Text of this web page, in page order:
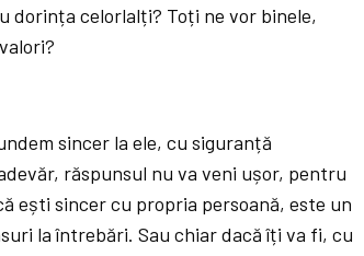
celorlalți? Toți ne vor binele,
sincer la ele, cu siguranță
răspunsul nu va veni ușor, pentru
ești sincer cu propria persoană, este un
la întrebări. Sau chiar dacă îți va fi, cu